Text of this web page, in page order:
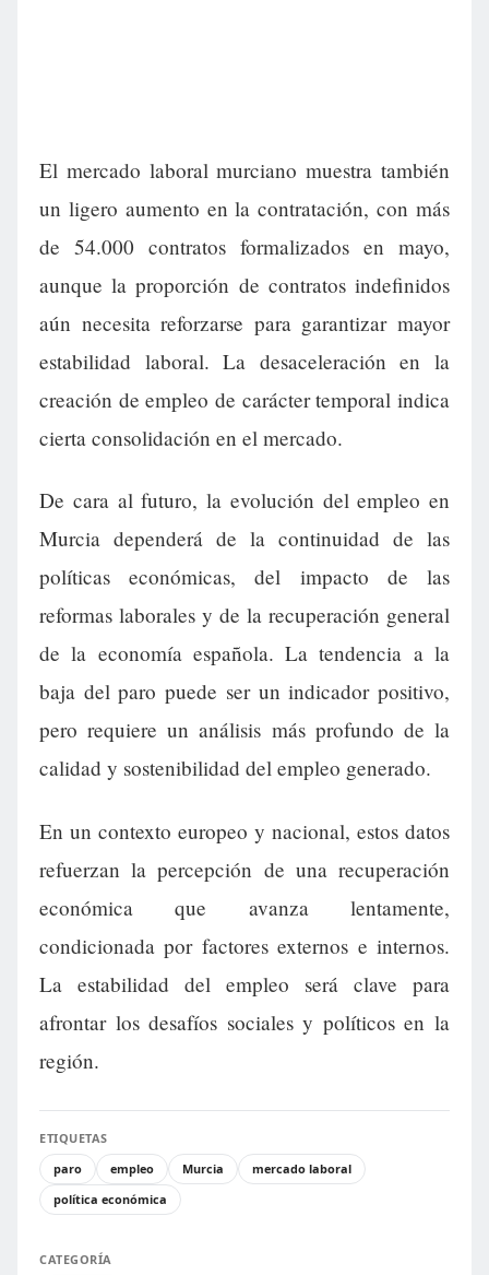
El mercado laboral murciano muestra también
un ligero aumento en la contratación, con más
de 54.000 contratos formalizados en mayo,
aunque la proporción de contratos indefinidos
aún necesita reforzarse para garantizar mayor
estabilidad laboral. La desaceleración en la
creación de empleo de carácter temporal indica
cierta consolidación en el mercado.
De cara al futuro, la evolución del empleo en
Murcia dependerá de la continuidad de las
políticas económicas, del impacto de las
reformas laborales y de la recuperación general
de la economía española. La tendencia a la
baja del paro puede ser un indicador positivo,
pero requiere un análisis más profundo de la
calidad y sostenibilidad del empleo generado.
En un contexto europeo y nacional, estos datos
refuerzan la percepción de una recuperación
económica que avanza lentamente,
condicionada por factores externos e internos.
La estabilidad del empleo será clave para
afrontar los desafíos sociales y políticos en la
región.
ETIQUETAS
paro
empleo Murcia
mercado laboral
política económica
CATEGORÍA